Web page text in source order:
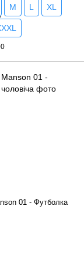
M L XL
01 - Футболка